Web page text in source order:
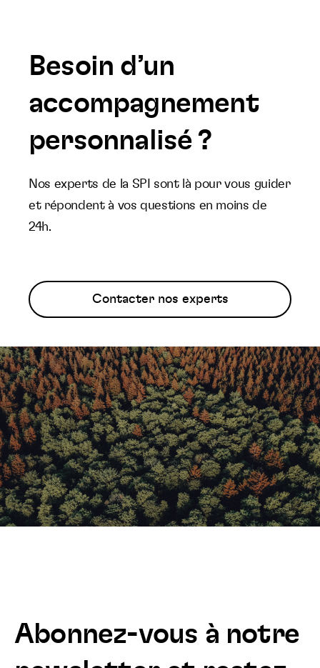
Besoin d’un
accompagnement
personnalisé ?
Nos experts de la SPI sont là pour vous guider
et répondent à vos questions en moins de
24h.
Contacter nos experts
Abonnez-vous à notre